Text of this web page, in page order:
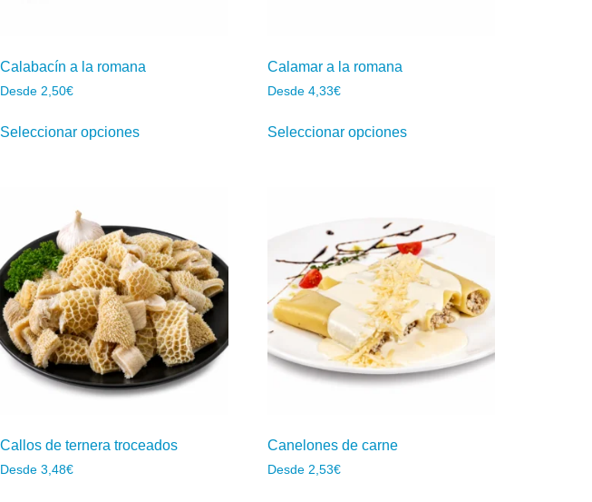
Calabacín a la romana
Desde2,50€
Seleccionar opciones
Calamar a la romana
Desde4,33€
Seleccionar opciones
Callos de ternera troceados
Desde3,48€
Canelones de carne
Desde2,53€